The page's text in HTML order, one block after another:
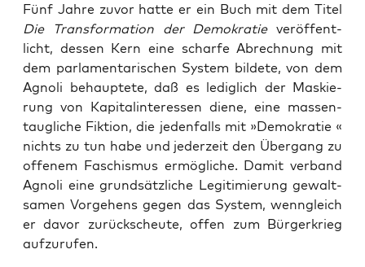
Fünf Jah­re zuvor hat­te er ein Buch mit dem Titel
Die Trans­for­ma­ti­on der Demo­kra­tiever­öf­fent­
licht, des­sen Kern eine schar­fe Abrech­nung mit
dem par­la­men­ta­ri­schen Sys­tem bil­de­te, von dem
Agno­li behaup­te­te, daß es ledig­lich der Mas­kie­
rung von Kapi­tal­in­ter­es­sen die­ne, eine mas­sen­
taug­li­che Fik­ti­on, die jeden­falls mit »Demo­kra­tie «
nichts zu tun habe und jeder­zeit den Über­gang zu
offe­nem Faschis­mus ermög­li­che. Damit ver­band
Agno­li eine grund­sätz­li­che Legi­ti­mie­rung gewalt­
sa­men Vor­ge­hens gegen das Sys­tem, wenn­gleich
er davor zurück­scheu­te, offen zum Bür­ger­krieg
aufzurufen.